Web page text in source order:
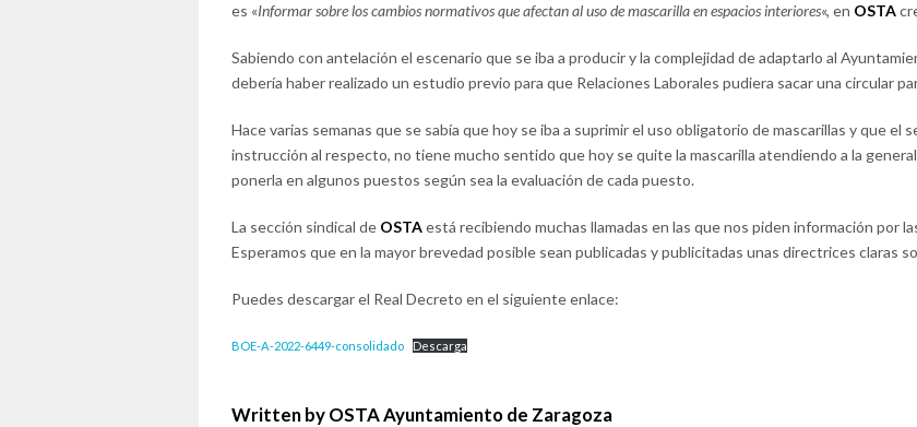
es «Informar sobre los cambios normativos que afectan al uso de mascarilla en espacios interiores«, en OSTA
Sabiendo con antelación el escenario que se iba a producir y la complejidad de adaptarlo al
debería haber realizado un estudio previo para que Relaciones Laborales pudiera sacar una circular
Hace varias semanas que se sabía que hoy se iba a suprimir el uso obligatorio de mascarillas y que el
instrucción al respecto, no tiene mucho sentido que hoy se quite la mascarilla atendiendo a la
ponerla en algunos puestos según sea la evaluación de cada puesto.
La sección sindical de OSTAestá recibiendo muchas llamadas en las que nos piden información por
Esperamos que en la mayor brevedad posible sean publicadas y publicitadas unas directrices claras
Puedes descargar el Real Decreto en el siguiente enlace:
BOE-A-2022-6449-consolidado Descarga
Written by OSTA Ayuntamiento de Zaragoza